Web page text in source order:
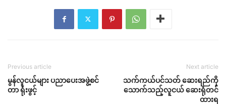
Previous article
မွန်လူငယ်များ ပညာပေးအဖွဲ့စင်
တာ ရုံးဖွင့်
Next article
သက်ကယ်ပင်သတ် ဆေးရည်ကို
သောက်သည့်လူငယ် ဆေးရုံတင်
ထားရ